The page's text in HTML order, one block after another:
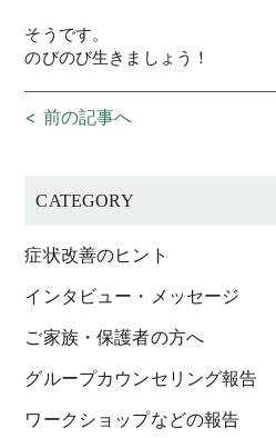
そうです。
のびのび生きましょう！
< 前の記事へ
CATEGORY
症状改善のヒント
インタビュー・メッセージ
ご家族・保護者の方へ
グループカウンセリング報告
ワークショップなどの報告